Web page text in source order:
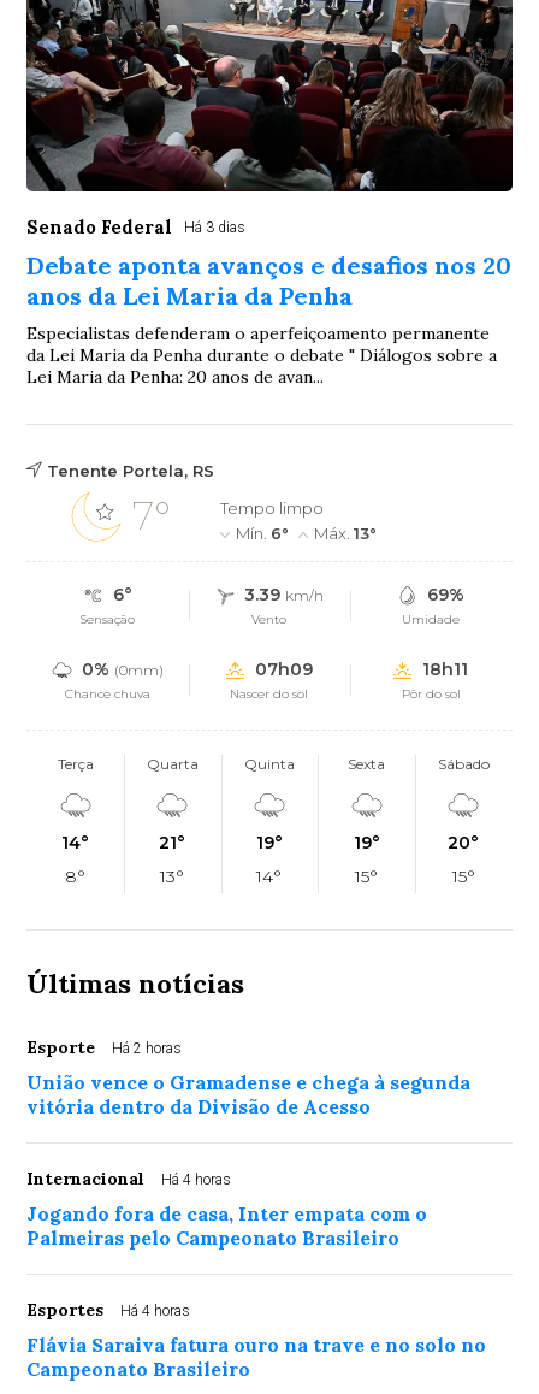
Senado Federal Há 3 dias
Debate aponta avanços e desafios nos 20
anos da Lei Maria da Penha
Especialistas defenderam o aperfeiçoamento permanente
da Lei Maria da Penha durante o debate " Diálogos sobre a
Lei Maria da Penha: 20 anos de avan...
Tenente Portela, RS
7°
Tempo limpo
Mín. 6° Máx.13°
6°
Sensação
3.39 km/h
Vento
69%
Umidade
0% (0mm)
Chance chuva
07h09
Nascer do sol
18h11
Pôr do sol
Terça
14°
8°
Quarta
21°
13°
Quinta
19°
14°
Sexta
19°
15°
Sábado
20°
15°
Últimas notícias
Esporte Há 2 horas
União vence o Gramadense e chega à segunda
vitória dentro da Divisão de Acesso
Internacional Há 4 horas
Jogando fora de casa, Inter empata com o
Palmeiras pelo Campeonato Brasileiro
Esportes Há 4 horas
Flávia Saraiva fatura ouro na trave e no solo no
Campeonato Brasileiro